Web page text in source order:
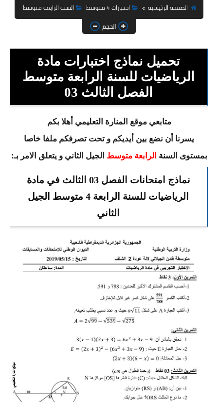
السنة الثانية ابتدائي
السنة الثالثة ابتدائي
السنة الرابعة ابتدائي
السنة الخامسة ابتدائي
شهادة التعليم الابتدائي
تزيين القسم
التعليم المتوسط
السنة الاولى متوسط
السنة الثانية متوسط
السنة الرابعة متوسط
شهادة التعليم المتوسط
محفظة الأستاذ
بنك مذكرات الاستاذ
بنك التوزيعات الشهرية
المسابقات المهنية
الصفحة الرئيسية
اختبارات 4 متوسط
السنة الرابعة متوسط
الحجم
تحميل نماذج اختبارات مادة
الرياضيات للسنة الرابعة متوسط
الفصل الثالث 03
متابعي موقع المنارة التعليمي أهلا بكم
يسرنا أن نضع بين أيديكم و تحت تصرفكم ملفا خاصا
بمستوى السنة الرابعة متوسط الجيل الثاني و يتعلق الامر بـ:
نماذج امتحانات الفصل 03 الثالث في مادة
الرياضيات للسنة الرابعة 4 متوسط الجيل
الثاني